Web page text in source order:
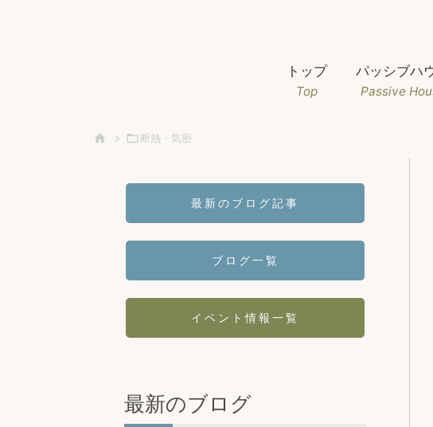
トップ
Top
パッシブハ
Passive
 > 断熱・気密
最新のブログ記事
ブログ一覧
イベント情報一覧
最新のブログ